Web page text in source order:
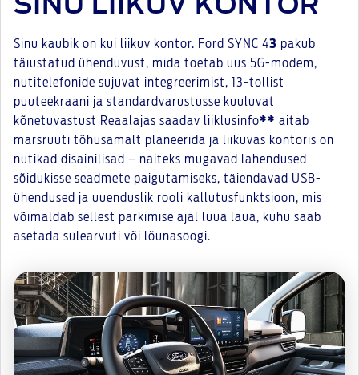
SINU LIIKUV KONTOR
Sinu kaubik on kui liikuv kontor. Ford SYNC 43 pakub
täiustatud ühenduvust, mida toetab uus 5G-modem,
nutitelefonide sujuvat integreerimist, 13-tollist
puuteekraani ja standardvarustusse kuuluvat
kõnetuvastust Reaalajas saadav liiklusinfo** aitab
marsruuti tõhusamalt planeerida ja liikuvas kontoris on
nutikad disainilisad – näiteks mugavad lahendused
sõidukisse seadmete paigutamiseks, täiendavad USB-
ühendused ja uuenduslik rooli kallutusfunktsioon, mis
võimaldab sellest parkimise ajal luua laua, kuhu saab
asetada sülearvuti või lõunasöögi.